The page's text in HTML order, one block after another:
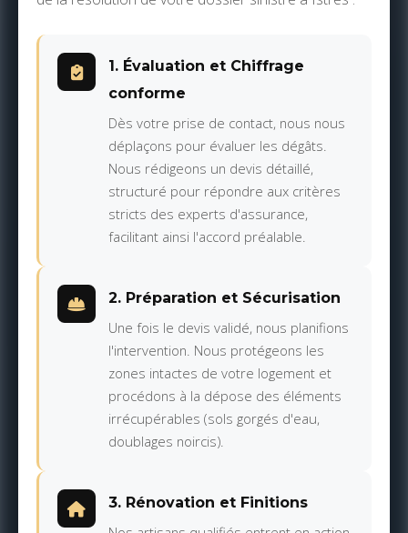
1. Évaluation et Chiffrage
conforme
Dès votre prise de contact, nous nous
déplaçons pour évaluer les dégâts.
Nous rédigeons un devis détaillé,
structuré pour répondre aux critères
stricts des experts d'assurance,
facilitant ainsi l'accord préalable.
2. Préparation et Sécurisation
Une fois le devis validé, nous planifions
l'intervention. Nous protégeons les
zones intactes de votre logement et
procédons à la dépose des éléments
irrécupérables (sols gorgés d'eau,
doublages noircis).
3. Rénovation et Finitions